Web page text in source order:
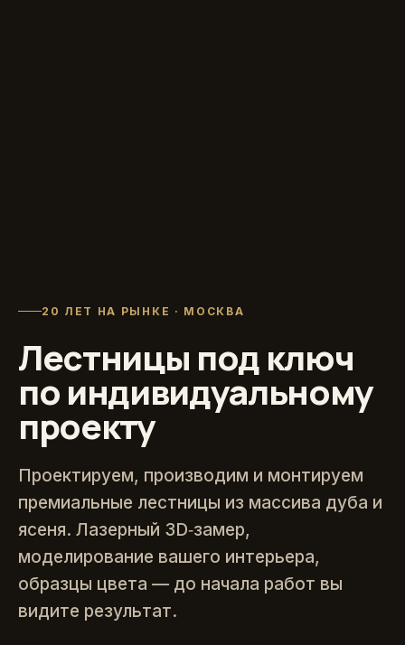
20 ЛЕТ НА РЫНКЕ · МОСКВА
Лестницы под ключ
по индивидуальному
проекту
Проектируем, производим и монтируем
премиальные лестницы из массива дуба и
ясеня. Лазерный 3D‑замер,
моделирование вашего интерьера,
образцы цвета — до начала работ вы
видите результат.